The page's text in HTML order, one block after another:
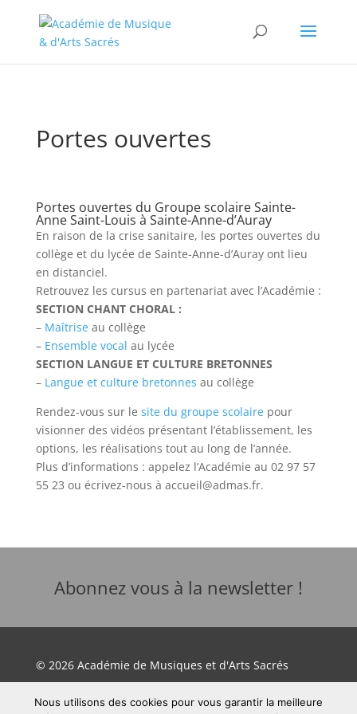
Portes ouvertes
Portes ouvertes du Groupe scolaire Sainte-
Anne Saint-Louis à Sainte-Anne-d’Auray
En raison de la crise sanitaire, les portes ouvertes du
collège et du lycée de Sainte-Anne-d’Auray ont lieu
en distanciel.
Retrouvez les cursus en partenariat avec l’Académie :
SECTION CHANT CHORAL :
– Maîtrise au collège
– Ensemble vocal au lycée
SECTION LANGUE ET CULTURE BRETONNES
– Langue et culture bretonnes au collège
Rendez-vous sur le site du groupe scolairepour
visionner des vidéos présentant l’établissement, les
options, les réalisations tout au long de l’année.
Plus d’informations : appelez l’Académie au 02 97 57
55 23 ou écrivez-nous à accueil@admas.fr.
Abonnez vous à la newsletter !
© 2026 Académie de Musiques et d'Arts Sacrés
Mentions légales
Nous utilisons des cookies pour vous garantir la meilleure